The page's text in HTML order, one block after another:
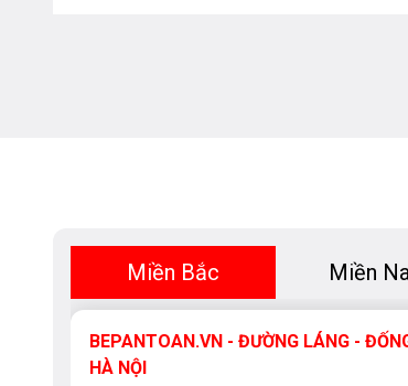
Miền Bắc Miền
BEPANTOAN.VN - ĐƯỜNG LÁNG -
HÀ NỘI